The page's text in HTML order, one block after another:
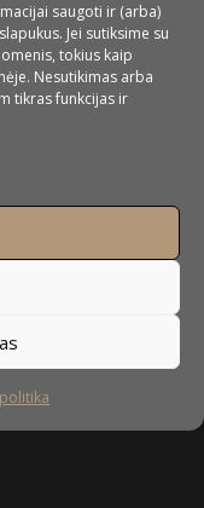
saugoti ir (arba)
Jei sutiksime su
tokius kaip
Nesutikimas arba
tikras funkcijas ir